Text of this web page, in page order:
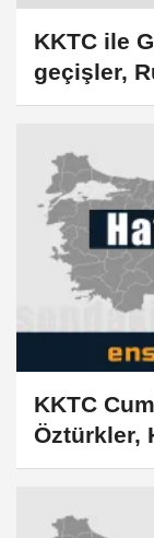
KKTC ile
geçişler,
dolayı
KKTC
Öztürkler,
konuştu